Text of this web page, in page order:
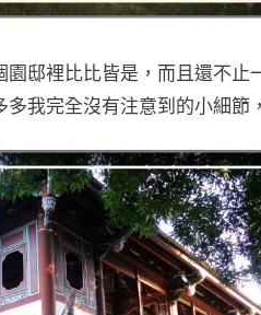
園邸裡比比皆是，而且還不
我完全沒有注意到的小細節